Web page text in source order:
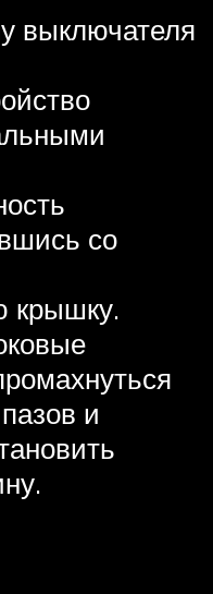
выключателя
со
крышку.
и